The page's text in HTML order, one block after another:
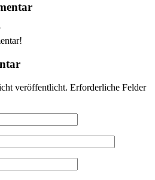
veröffentlicht. Erforderliche Felder